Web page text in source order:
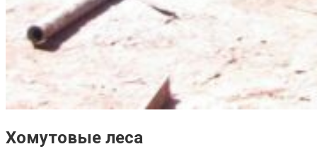
Хомутовые леса